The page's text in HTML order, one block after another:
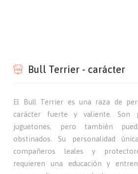
Bull Terrier - carácter
El Bull Terrier es una raza de
carácter fuerte y valiente. Son
juguetones, pero también
obstinados. Su personalidad
compañeros leales y
requieren una educación y